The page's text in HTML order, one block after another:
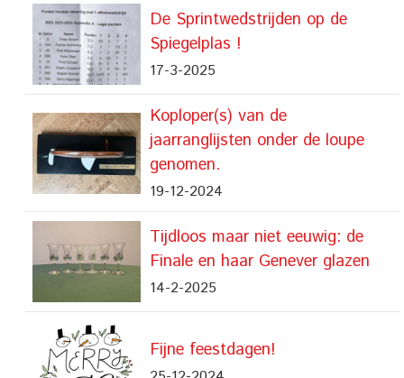
De Sprintwedstrijden op de
Spiegelplas !
17-3-2025
Koploper(s) van de
jaarranglijsten onder de loupe
genomen.
19-12-2024
Tijdloos maar niet eeuwig: de
Finale en haar Genever glazen
14-2-2025
Fijne feestdagen!